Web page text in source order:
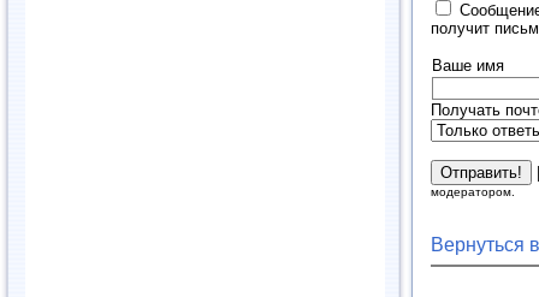
получит
Ваше имя
Получать
модератором.
Вернуться